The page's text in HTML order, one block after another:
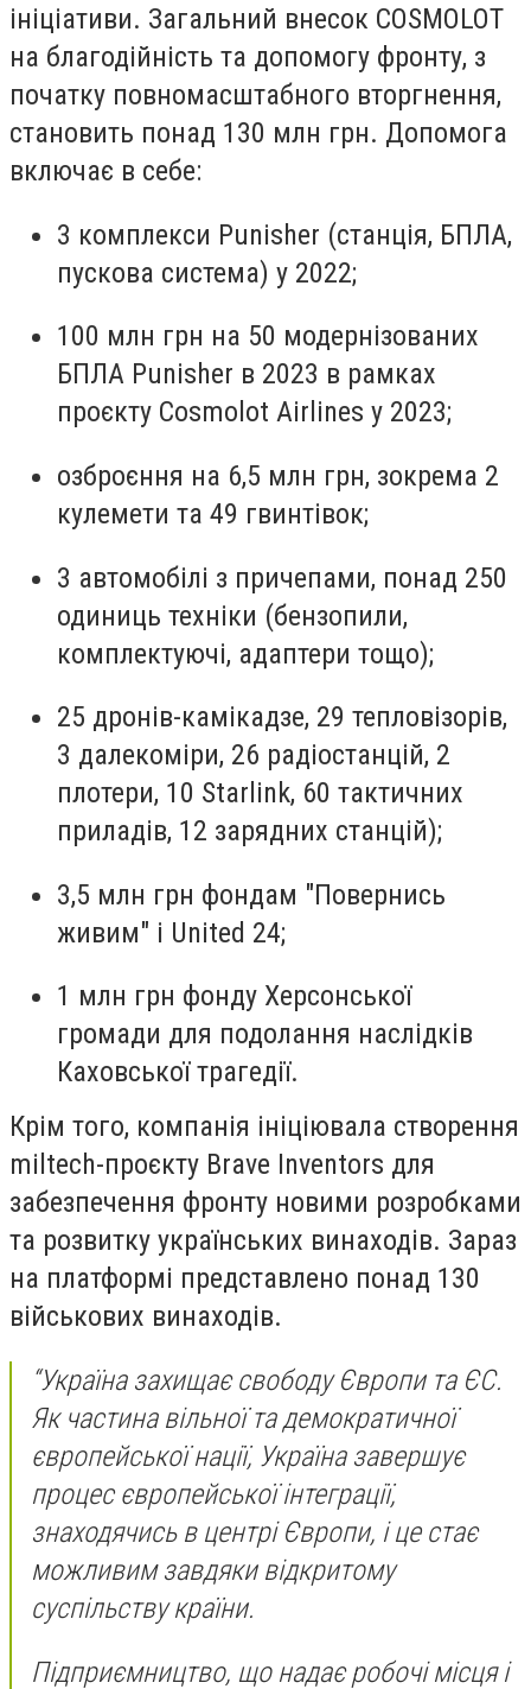
ініціативи. Загальний внесок COSMOLOT
на благодійність та допомогу фронту, з
початку повномасштабного вторгнення,
становить понад 130 млн грн. Допомога
включає в себе:
3 комплекси Punisher (станція, БПЛА,
пускова система) у 2022;
100 млн грн на 50 модернізованих
БПЛА Punisher в 2023 в рамках
проєкту Cosmolot Airlines у 2023;
озброєння на 6,5 млн грн, зокрема 2
кулемети та 49 гвинтівок;
3 автомобілі з причепами, понад 250
одиниць техніки (бензопили,
комплектуючі, адаптери тощо);
25 дронів-камікадзе, 29 тепловізорів,
3 далекоміри, 26 радіостанцій, 2
плотери, 10 Starlink, 60 тактичних
приладів, 12 зарядних станцій);
3,5 млн грн фондам "Повернись
живим" і United 24;
1 млн грн фонду Херсонської
громади для подолання наслідків
Каховської трагедії.
Крім того, компанія ініціювала створення
miltech-проєкту Brave Inventors для
забезпечення фронту новими розробками
та розвитку українських винаходів. Зараз
на платформі представлено понад 130
військових винаходів.
“Україна захищає свободу Європи та ЄС.
Як частина вільної та демократичної
європейської нації, Україна завершує
процес європейської інтеграції,
знаходячись в центрі Європи, і це стає
можливим завдяки відкритому
суспільству країни.
Підприємництво, що надає робочі місця і